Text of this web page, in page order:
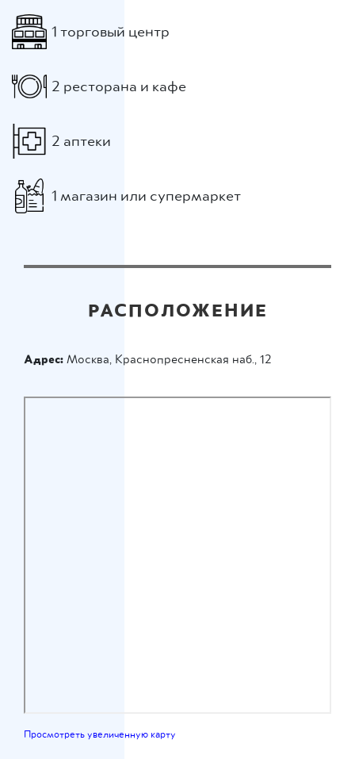
1 торговый центр
2 ресторана и кафе
2 аптеки
1 магазин или супермаркет
РАСПОЛОЖЕНИЕ
Адрес: Москва, Краснопресненская наб., 12
Просмотреть увеличенную карту